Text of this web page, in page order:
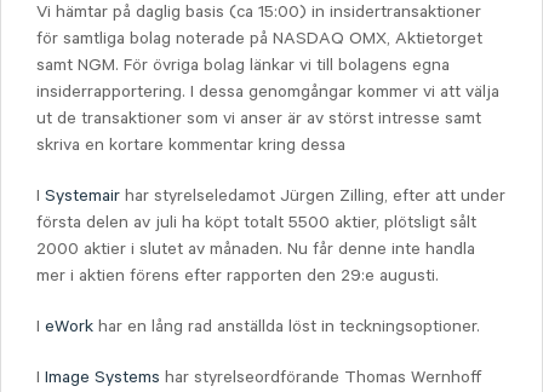
Vi hämtar på daglig basis (ca 15:00) in insidertransaktioner
för samtliga bolag noterade på NASDAQ OMX, Aktietorget
samt NGM. För övriga bolag länkar vi till bolagens egna
insiderrapportering. I dessa genomgångar kommer vi att välja
ut de transaktioner som vi anser är av störst intresse samt
skriva en kortare kommentar kring dessa
I Systemair har styrelseledamot Jürgen Zilling, efter att under
första delen av juli ha köpt totalt 5500 aktier, plötsligt sålt
2000 aktier i slutet av månaden. Nu får denne inte handla
mer i aktien förens efter rapporten den 29:e augusti.
I eWork har en lång rad anställda löst in teckningsoptioner.
I Image Systems har styrelseordförande Thomas Wernhoff